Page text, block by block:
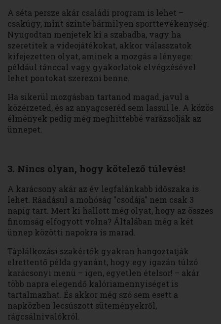
A séta persze akár családi program is lehet –
csakúgy, mint szinte bármilyen sporttevékenység.
Nyugodtan menjetek ki a szabadba, vagy ha
szeretitek a videojátékokat, akkor válasszatok
kifejezetten olyat, aminek a mozgás a lényege:
például tánccal vagy gyakorlatok elvégzésével
lehet pontokat szerezni benne.
Ha sikerül mozgásban tartanod magad, javul a
közérzeted, és az anyagcseréd sem lassul le. A közös
élmények pedig még meghittebbé varázsolják az
ünnepet.
3. Nincs olyan, hogy kötelező túlevés!
A karácsony akár az év legfalánkabb időszaka is
lehet. Ráadásul a mohóság "csodája" nem csak 3
napig tart. Mert ki hallott még olyat, hogy az összes
finomság elfogyott volna? Általában még a két
ünnep közötti napokra is marad.
Táplálkozási szakértők gyakran hangoztatják
elrettentő példa gyanánt, hogy egy igazán túlzó
karácsonyi menü – igen, egyetlen ételsor! – akár
több napra elegendő kalóriamennyiséget is
tartalmazhat. És akkor még szó sem esett a
napközben lecsúszott süteményekről,
rágcsálnivalókról.